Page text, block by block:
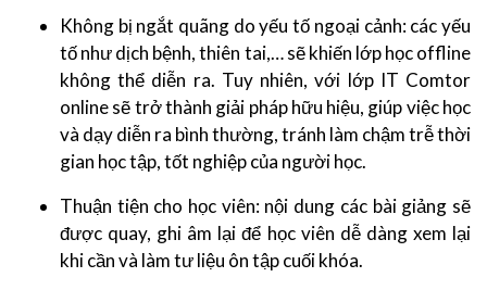
Không bị ngắt quãng do yếu tố ngoại cảnh: các yếu
tố như dịch bệnh, thiên tai,… sẽ khiến lớp học offline
không thể diễn ra. Tuy nhiên, với lớp IT Comtor
online sẽ trở thành giải pháp hữu hiệu, giúp việc học
và dạy diễn ra bình thường, tránh làm chậm trễ thời
gian học tập, tốt nghiệp của người học.
Thuận tiện cho học viên: nội dung các bài giảng sẽ
được quay, ghi âm lại để học viên dễ dàng xem lại
khi cần và làm tư liệu ôn tập cuối khóa.